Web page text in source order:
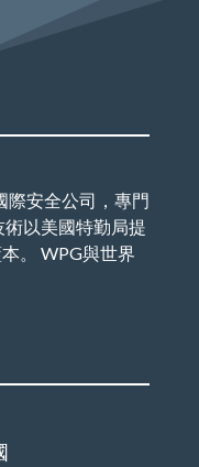
際安全公司，專門
以美國特勤局提
。 WPG與世界